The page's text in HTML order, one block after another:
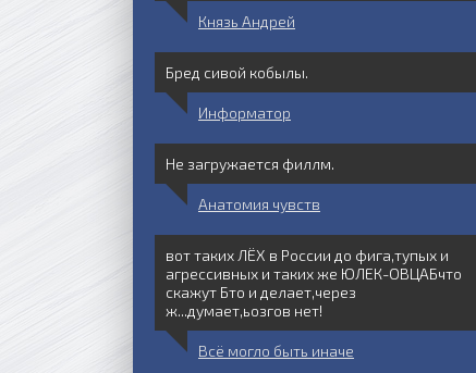
Князь Андрей
Бред сивой кобылы.
Информатор
Не загружается филлм.
Анатомия чувств
вот таких ЛЁХ в России до фига,тупых и
агрессивных и таких же ЮЛЕК-ОВЦАБчто
скажут Бто и делает,через
ж...думает,ьозгов нет!
Всё могло быть иначе